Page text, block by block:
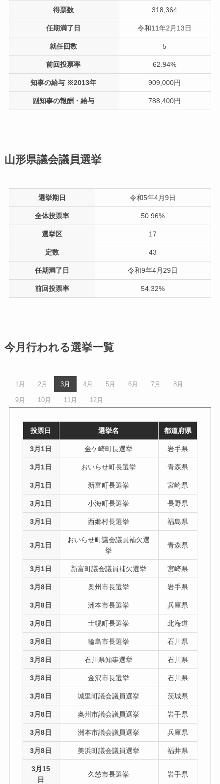
得票数 318,364
任期満了日 令和11年2月13日
就任回数 5
前回投票率 62.94%
知事の給与 ※2013年 909,000円
副知事の報酬・給与 788,400円
山形県議会議員選挙
選挙期日 令和5年4月9日
全体投票率 50.96%
選挙区 17
定数 43
任期満了日 令和9年4月29日
前回投票率 54.32%
今月行われる選挙一覧
1月 2月 3月 4月 5月 6月 7月 8月
9月 10月 11月 12月
投票日 選挙名 都道府県
3月1日 金ケ崎町長選挙 岩手県
3月1日 おいらせ町長選挙 青森県
3月1日 新富町長選挙 宮崎県
3月1日 小海町長選挙 長野県
3月1日 西郷村長選挙 福島県
3月1日
おいらせ町議会議員補欠選
挙
青森県
3月1日 新富町議会議員補欠選挙 宮崎県
3月8日 奥州市長選挙 岩手県
3月8日 洲本市長選挙 兵庫県
3月8日 士幌町長選挙 北海道
3月8日 輪島市長選挙 石川県
3月8日 石川県知事選挙 石川県
3月8日 金沢市長選挙 石川県
3月8日 城里町議会議員選挙 茨城県
3月8日 奥州市議会議員選挙 岩手県
3月8日 洲本市議会議員選挙 兵庫県
3月8日 美浜町議会議員選挙 福井県
3月15
日
久慈市長選挙 岩手県